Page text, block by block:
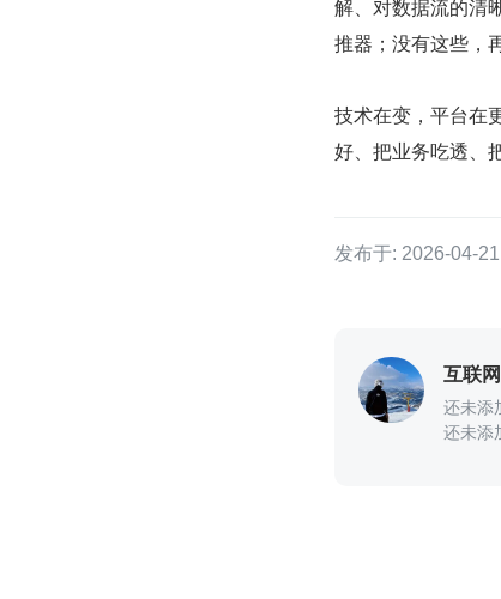
解、对数据流的清
推器；没有这些，
技术在变，平台在
好、把业务吃透、
发布于: 2026-04-21
互联
还未添
还未添